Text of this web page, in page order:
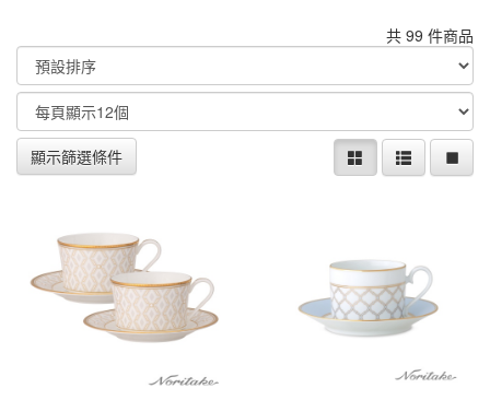
共 99 件商品
顯示篩選條件